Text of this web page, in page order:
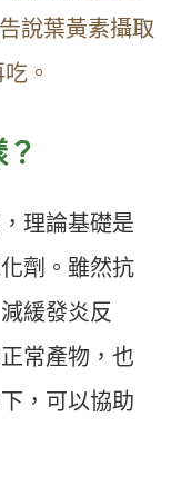
說葉黃素攝取
。
理論基礎是
劑。雖然抗
緩發炎反
常產物，也
，可以協助